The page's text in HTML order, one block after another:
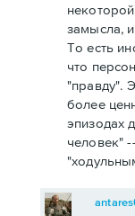
замысла,
То есть
что
"правду".
более
эпизодах
человек"